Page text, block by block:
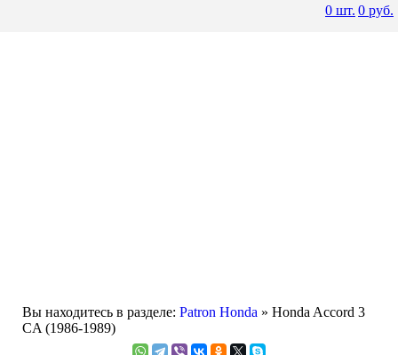
Вы находитесь в разделе: Patron Honda » Honda Accord 3
CA (1986-1989)
0 шт. 0 руб.